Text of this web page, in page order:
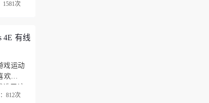
神牛
1581次
4E 有线
戏运动
带入
…812次